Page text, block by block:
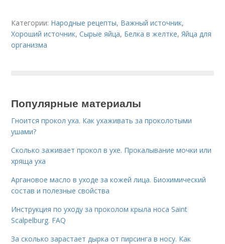
Категории: Народные рецепты, Важный источник,
Хороший источник,Сырые яйца, Белка в желтке,Яйца для
организма
Популярные материалы
Гноится прокол уха. Как ухаживать за проколотыми
ушами?
Сколько заживает прокол в ухе. Прокалывание мочки или
хряща уха
Аргановое масло в уходе за кожей лица. Биохимический
состав и полезные свойства
Инструкция по уходу за проколом крыла носа Saint
Scalpelburg. FAQ
За сколько зарастает дырка от пирсинга в носу. Как